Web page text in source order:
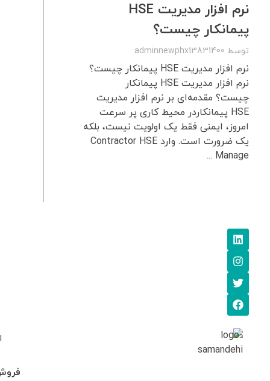
نرم افزار مدیریت HSE
پیمانکار چیست؟
توسط adminnewphx13831400
نرم افزار مدیریت HSE پیمانکار چیست؟
نرم افزار مدیریت HSE پیمانکار
چیست؟ مقدمه‌ای بر نرم افزار مدیریت
HSE پیمانکاردر محیط کاری پر سرعت
امروز، ایمنی فقط یک اولویت نیست، بلکه
یک ضرورت است. وارد Contractor HSE
Manage ...
فروش: